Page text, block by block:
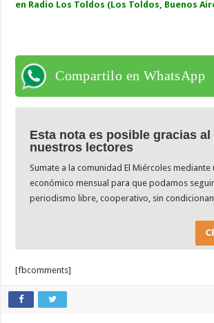
en Radio Los Toldos (Los Toldos, Buenos
Compartilo en WhatsApp
Esta nota es posible gracias al
nuestros lectores
Sumate a la comunidad El Miércoles mediante
económico mensual para que podamos
periodismo libre, cooperativo, sin
[fbcomments]